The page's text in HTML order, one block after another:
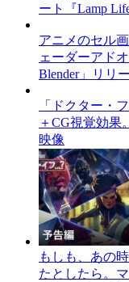
ート『Lamp
アニメのセル
ェーダーアド
Blender」リリ
「ドクター・
＋CG視覚効果
映像
もしも、あの
たとしたら。